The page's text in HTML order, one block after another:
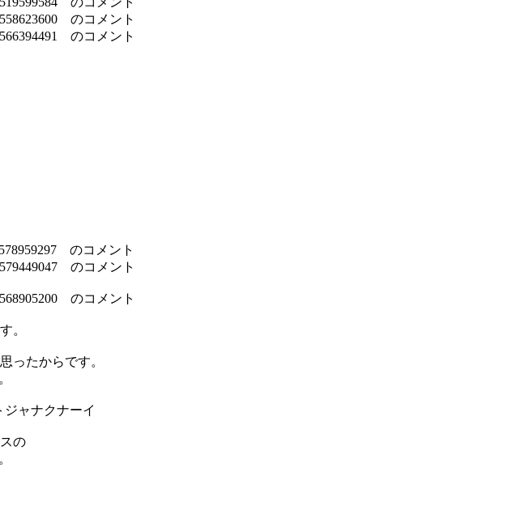
のコメント
のコメント
のコメント
のコメント
のコメント
。
ったからです。
ャナクナーイ
の